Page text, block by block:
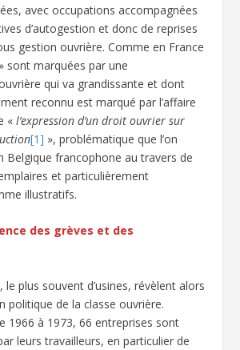
avec occupations accompagnées
d’autogestion et donc de reprises
gestion ouvrière. Comme en France
sont marquées par une
qui va grandissante et dont
reconnu est marqué par l’affaire
«l’expression d’un droit ouvrier sur
[1] », problématique que l’on
Belgique francophone au travers de
et particulièrement
illustratifs.
des grèves et des
le plus souvent d’usines, révèlent alors
politique de la classe ouvrière.
1966 à 1973, 66 entreprises sont
leurs travailleurs, en particulier de